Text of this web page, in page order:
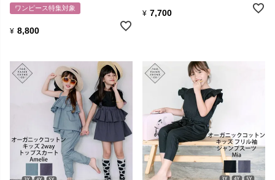
められた要件を定義しています。
デリケートなお子様の肌にも安心して使っていただけるように、環
境に優しいOEKO-TEX認定の染料のみを使用しています。
ワンピース特集対象
¥ 8,800
¥ 7,700